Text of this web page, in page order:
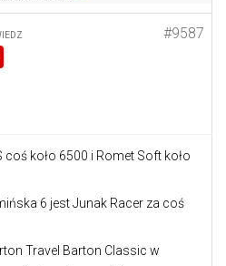
#9587
coś koło 6500 i Romet Soft koło
6 jest Junak Racer za coś
Travel Barton Classic w